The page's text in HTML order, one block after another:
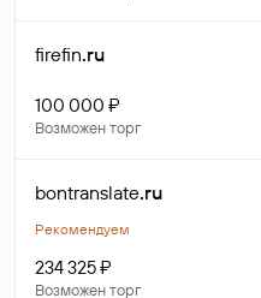
firefin.ru
100 000 ₽
Возможен торг
bontranslate.ru
Рекомендуем
234 325 ₽
Возможен торг